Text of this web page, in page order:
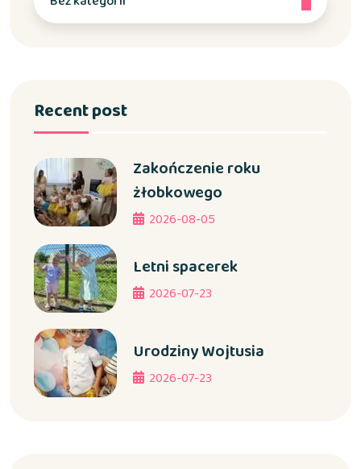
Recent post
Zakończenie roku
żłobkowego
2026-08-05
Letni spacerek
2026-07-23
Urodziny Wojtusia
2026-07-23